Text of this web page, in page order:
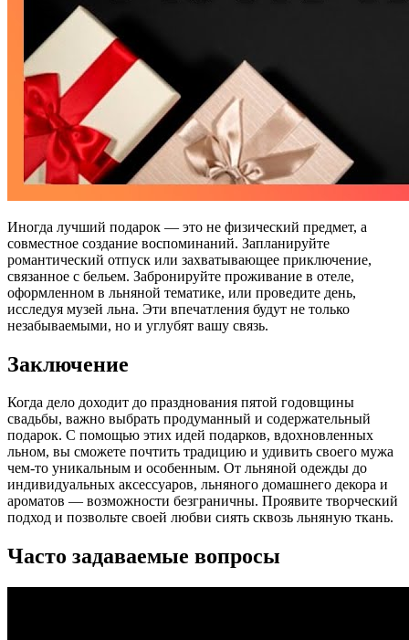
Иногда лучший подарок — это не физический предмет, а
совместное создание воспоминаний. Запланируйте
романтический отпуск или захватывающее приключение,
связанное с бельем. Забронируйте проживание в отеле,
оформленном в льняной тематике, или проведите день,
исследуя музей льна. Эти впечатления будут не только
незабываемыми, но и углубят вашу связь.
Заключение
Когда дело доходит до празднования пятой годовщины
свадьбы, важно выбрать продуманный и содержательный
подарок. С помощью этих идей подарков, вдохновленных
льном, вы сможете почтить традицию и удивить своего мужа
чем-то уникальным и особенным. От льняной одежды до
индивидуальных аксессуаров, льняного домашнего декора и
ароматов — возможности безграничны. Проявите творческий
подход и позвольте своей любви сиять сквозь льняную ткань.
Часто задаваемые вопросы